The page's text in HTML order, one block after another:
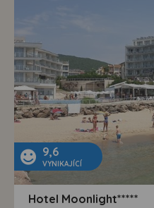
9,6
VYNIKAJÍCÍ
Hotel Moonlight*****